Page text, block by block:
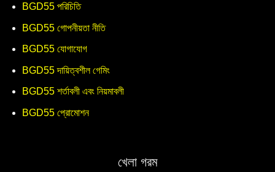
BGD55 পরিচিতি
BGD55 গোপনীয়তা নীতি
BGD55 যোগাযোগ
BGD55 দায়িত্বশীল গেমিং
BGD55 শর্তাবলী এবং নিয়মাবলী
BGD55 প্রোমোশন
খেলা গরম